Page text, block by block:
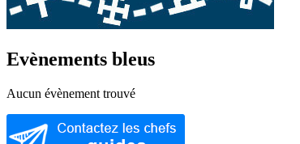
Evènements bleus
Aucun évènement trouvé